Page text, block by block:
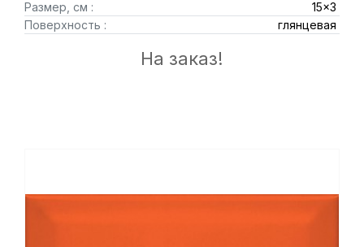
Размер, см :
15x3
Поверхность :
глянцевая
На заказ!